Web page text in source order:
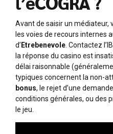
Avant de saisir un médiateur,
les voies de recours internes
d’ Etrebenevole. Contactez
la réponse du casino est
délai raisonnable
typiques concernent la non-
bonus, le rejet d’une
conditions générales, ou des
le jeu.